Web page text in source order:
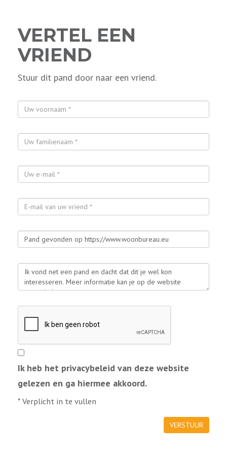
VERTEL EEN
VRIEND
Stuur dit pand door naar een vriend.
Ik heb het privacybeleid van deze website
gelezen en ga hiermee akkoord.
* Verplicht in te vullen